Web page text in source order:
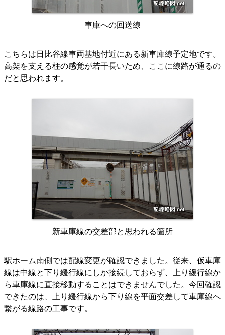
車庫への回送線
こちらは日比谷線車両基地付近にある新車庫線予定地です。
高架を支える柱の感覚が若干長いため、ここに線路が通るの
だと思われます。
新車庫線の交差部と思われる箇所
駅ホーム南側では配線変更が確認できました。従来、仮車庫
線は中線と下り緩行線にしか接続しておらず、上り緩行線か
ら車庫線に直接移動することはできませんでした。今回確認
できたのは、上り緩行線から下り線を平面交差して車庫線へ
繋がる線路の工事です。